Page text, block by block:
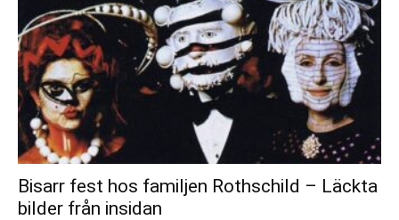
Bisarr fest hos familjen Rothschild – Läckta
bilder från insidan